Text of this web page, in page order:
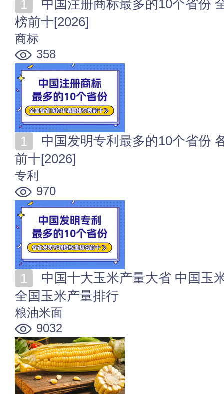
榜前十[2026]
商标
358
前十[2026]
专利
970
全国玉米产量排行
粮油米面
9032